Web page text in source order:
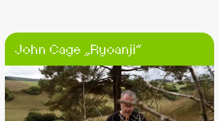
John Cage „Ryoanji“